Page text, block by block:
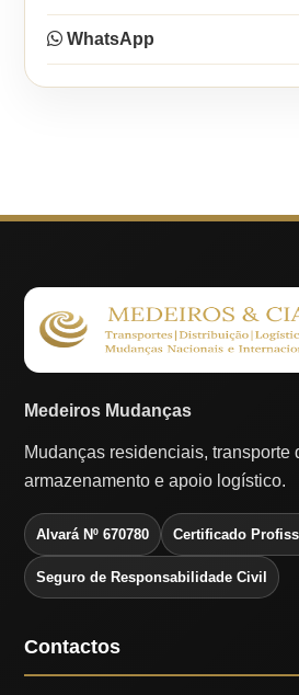
WhatsApp
Medeiros Mudanças
Mudanças residenciais, transporte
armazenamento e apoio logístico.
Alvará Nº 670780 Certificado
Seguro de Responsabilidade Civil
Contactos